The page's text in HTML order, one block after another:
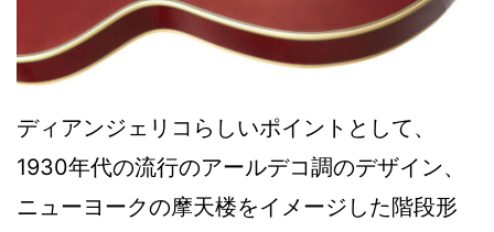
ディアンジェリコらしいポイントとして、
1930年代の流行のアールデコ調のデザイン、
ニューヨークの摩天楼をイメージした階段形